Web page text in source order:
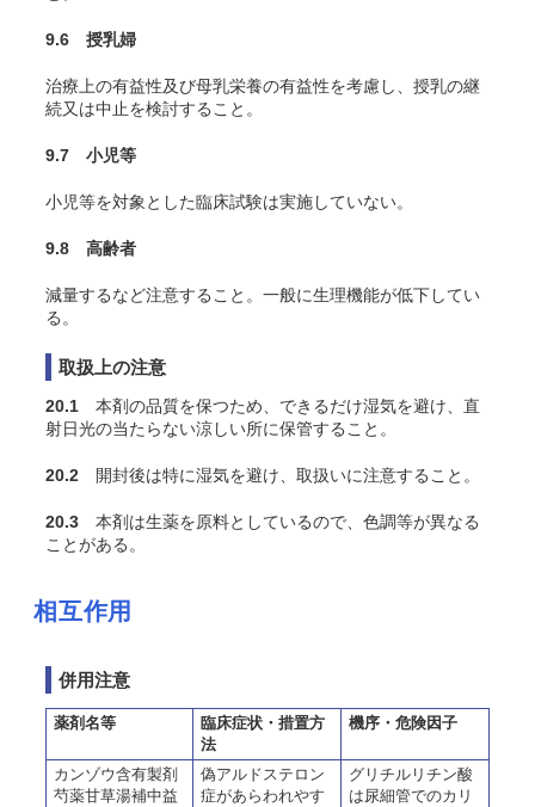
9.6 授乳婦
治療上の有益性及び母乳栄養の有益性を考慮し、授乳の継
続又は中止を検討すること。
9.7 小児等
小児等を対象とした臨床試験は実施していない。
9.8 高齢者
減量するなど注意すること。一般に生理機能が低下してい
る。
取扱上の注意
20.1 本剤の品質を保つため、できるだけ湿気を避け、直
射日光の当たらない涼しい所に保管すること。
20.2 開封後は特に湿気を避け、取扱いに注意すること。
20.3 本剤は生薬を原料としているので、色調等が異なる
ことがある。
相互作用
併用注意
薬剤名等
臨床症状・措置方
法
機序・危険因子
カンゾウ含有製剤
芍薬甘草湯補中益
偽アルドステロン
症があらわれやす
グリチルリチン酸
は尿細管でのカリ